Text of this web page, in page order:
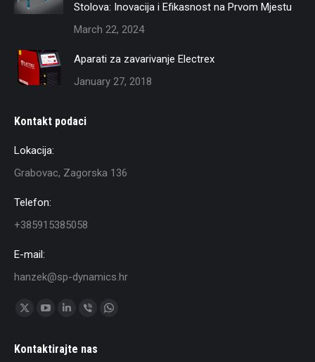
Stolova: Inovacija i Efikasnost na Prvom Mjestu
March 22, 2024
Aparati za zavarivanje Electrex
January 27, 2018
Kontakt podaci
Lokacija:
Grabovac, Zagorska 136
Telefon:
+385915385058
E-mail:
hanzek@sp-dynamics.hr
Find us on:
X
opensopens
Linkedin
opens
Viber
opens
Whatsapp
Kontaktirajte nas